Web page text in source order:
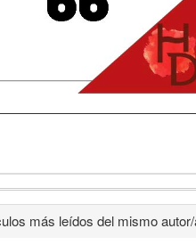
más leídos del mismo